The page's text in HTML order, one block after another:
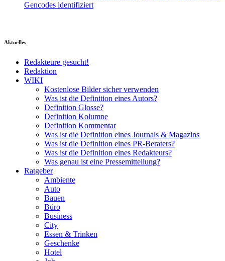
Gencodes identifiziert
Aktuelles
Redakteure gesucht!
Redaktion
WIKI
Kostenlose Bilder sicher verwenden
Was ist die Definition eines Autors?
Definition Glosse?
Definition Kolumne
Definition Kommentar
Was ist die Definition eines Journals & Magazins
Was ist die Definition eines PR-Beraters?
Was ist die Definition eines Redakteurs?
Was genau ist eine Pressemitteilung?
Ratgeber
Ambiente
Auto
Bauen
Büro
Business
City
Essen & Trinken
Geschenke
Hotel